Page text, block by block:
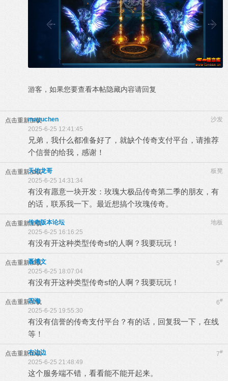
游客，如果您要查看本帖隐藏内容请回复
点击重新加载 沙发
mayuchen
2025-6-25 12:41:45
兄弟，我什么都准备好了，就缺个传奇支付平台，请推荐
个信誉的给我，感谢！
点击重新加载 板凳
天佑龙哥
2025-6-25 14:31:34
有没有愿意一块开发：玫瑰大极品传奇第二季的朋友，有
的话，联系我一下。最近想搞个玫瑰传奇。
点击重新加载 地板
传奇版本论坛
2025-6-25 16:16:25
有没有开这种类型传奇sf的人啊？我要玩玩！
点击重新加载 5#
聂博文
2025-6-25 18:07:04
有没有开这种类型传奇sf的人啊？我要玩玩！
点击重新加载 6#
四海
2025-6-25 19:55:30
有没有信誉的传奇支付平台？有的话，回复我一下，在线
等！
点击重新加载 7#
右边边
2025-6-25 21:48:49
这个服务端不错，看看能不能开起来。